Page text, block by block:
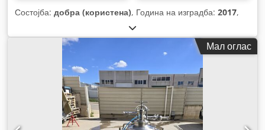
Состојба: добра (користена), Година на изградба: 2017,
Мал оглас